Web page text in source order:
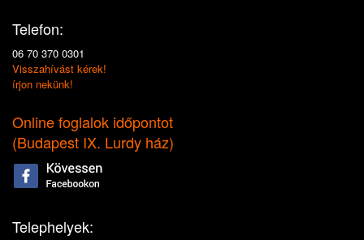
Telefon:
06 70 370 0301
Visszahívást kérek!
írjon nekünk!
Online foglalok időpontot
(Budapest IX. Lurdy ház)
Telephelyek: